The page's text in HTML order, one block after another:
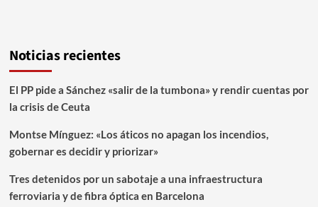
Noticias recientes
El PP pide a Sánchez «salir de la tumbona» y rendir cuentas por
la crisis de Ceuta
Montse Mínguez: «Los áticos no apagan los incendios,
gobernar es decidir y priorizar»
Tres detenidos por un sabotaje a una infraestructura
ferroviaria y de fibra óptica en Barcelona